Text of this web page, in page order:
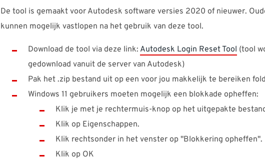
De tool is gemaakt voor Autodesk software versies 2020 of nieuwer.
kunnen mogelijk vastlopen na het gebruik van deze tool.
Download de tool via deze link: Autodesk Login Reset Tool (tool
gedownload vanuit de server van Autodesk)
Pak het .zip bestand uit op een voor jou makkelijk te bereiken
Windows 11 gebruikers moeten mogelijk een blokkade opheffen:
Klik je met je rechtermuis-knop op het uitgepakte
Klik op Eigenschappen.
Klik rechtsonder in het venster op "Blokkering opheffen".
Klik op OK